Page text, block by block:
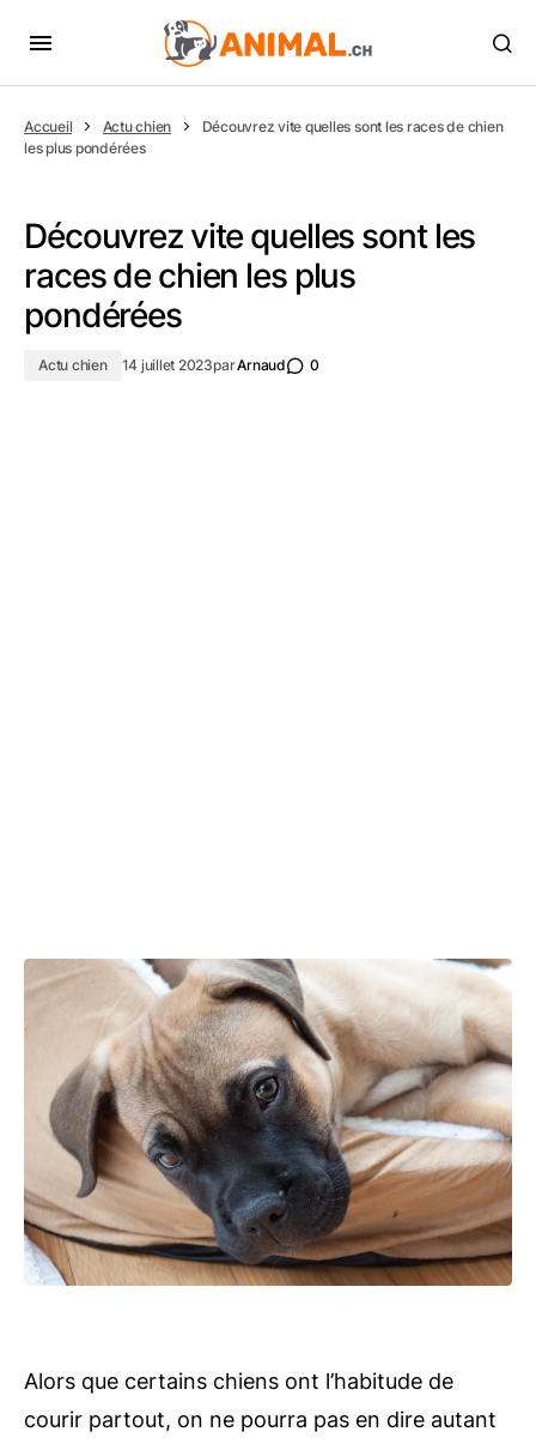
Accueil Actu chien
Découvrez vite quelles sont les races de chien
les plus pondérées
Découvrez vite quelles sont les
races de chien les plus
pondérées
Actu chien 14 juillet 2023parArnaud 0
Alors que certains chiens ont l’habitude de
courir partout, on ne pourra pas en dire autant